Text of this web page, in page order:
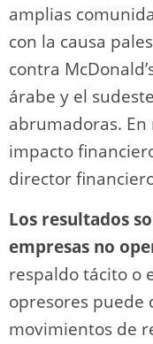
amplias
con la causa
contra
árabe y el
abrumadoras. En
impacto
director
Los resultados
empresas no
respaldo tácito o
opresores puede
movimientos de